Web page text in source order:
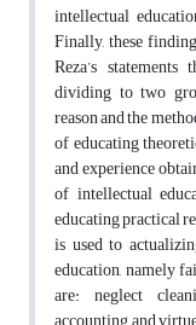
intellectual
Finally, these
Reza’s
dividing to two
reason and the
of educating
and experience
of intellectual
educating practical
is used to
education, namely
are: neglect